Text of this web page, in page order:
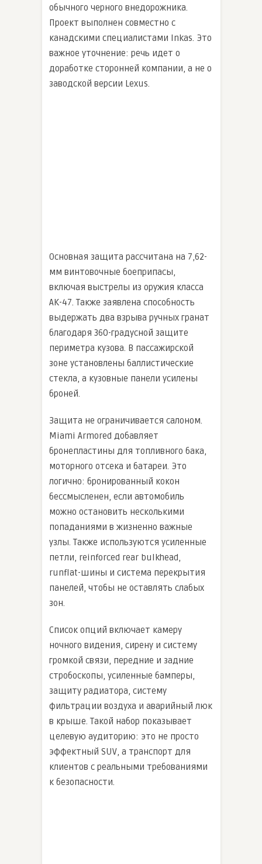
обычного черного внедорожника.
Проект выполнен совместно с
канадскими специалистами Inkas. Это
важное уточнение: речь идет о
доработке сторонней компании, а не о
заводской версии Lexus.
Основная защита рассчитана на 7,62-
мм винтовочные боеприпасы,
включая выстрелы из оружия класса
AK-47. Также заявлена способность
выдержать два взрыва ручных гранат
благодаря 360-градусной защите
периметра кузова. В пассажирской
зоне установлены баллистические
стекла, а кузовные панели усилены
броней.
Защита не ограничивается салоном.
Miami Armored добавляет
бронепластины для топливного бака,
моторного отсека и батареи. Это
логично: бронированный кокон
бессмысленен, если автомобиль
можно остановить несколькими
попаданиями в жизненно важные
узлы. Также используются усиленные
петли, reinforced rear bulkhead,
runflat-шины и система перекрытия
панелей, чтобы не оставлять слабых
зон.
Список опций включает камеру
ночного видения, сирену и систему
громкой связи, передние и задние
стробоскопы, усиленные бамперы,
защиту радиатора, систему
фильтрации воздуха и аварийный люк
в крыше. Такой набор показывает
целевую аудиторию: это не просто
эффектный SUV, а транспорт для
клиентов с реальными требованиями
к безопасности.